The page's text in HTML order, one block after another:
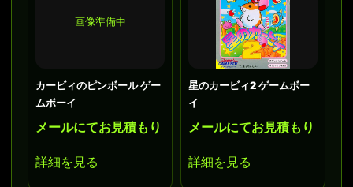
画像準備中
カービィのピンボール ゲー
ムボーイ
メールにてお見積もり
詳細を見る
星のカービィ2 ゲームボー
イ
メールにてお見積もり
詳細を見る